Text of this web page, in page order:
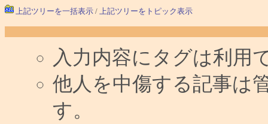
上記ツリーを一括表示 / 上記ツリーをトピック表示
入力内容にタグは利用
他人を中傷する記事は
す。